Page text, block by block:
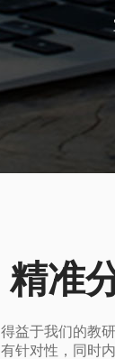
精准
得益于我们的教
有针对性，同时